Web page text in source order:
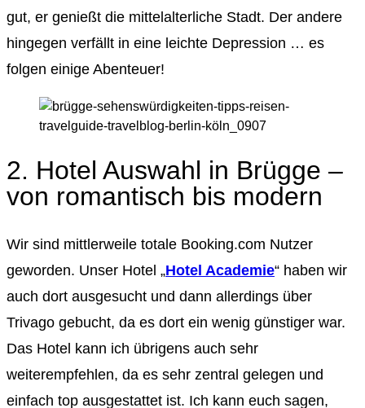
gut, er genießt die mittelalterliche Stadt. Der andere
hingegen verfällt in eine leichte Depression … es
folgen einige Abenteuer!
2. Hotel Auswahl in Brügge –
von romantisch bis modern
Wir sind mittlerweile totale Booking.com Nutzer
geworden. Unser Hotel „Hotel Academie“ haben wir
auch dort ausgesucht und dann allerdings über
Trivago gebucht, da es dort ein wenig günstiger war.
Das Hotel kann ich übrigens auch sehr
weiterempfehlen, da es sehr zentral gelegen und
einfach top ausgestattet ist. Ich kann euch sagen,